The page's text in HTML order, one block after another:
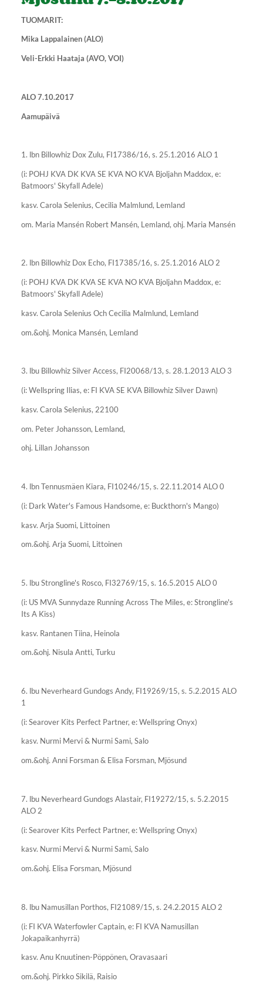
TUOMARIT:
Mika Lappalainen (ALO)
Veli-Erkki Haataja (AVO, VOI)
ALO 7.10.2017
Aamupäivä
1. lbn Billowhiz Dox Zulu, FI17386/16, s. 25.1.2016 ALO 1
(i: POHJ KVA DK KVA SE KVA NO KVA Bjoljahn Maddox, e:
Batmoors' Skyfall Adele)
kasv. Carola Selenius, Cecilia Malmlund, Lemland
om. Maria Mansén Robert Mansén, Lemland, ohj. Maria Mansén
2. lbn Billowhiz Dox Echo, FI17385/16, s. 25.1.2016 ALO 2
(i: POHJ KVA DK KVA SE KVA NO KVA Bjoljahn Maddox, e:
Batmoors' Skyfall Adele)
kasv. Carola Selenius Och Cecilia Malmlund, Lemland
om.&ohj. Monica Mansén, Lemland
3. lbu Billowhiz Silver Access, FI20068/13, s. 28.1.2013 ALO 3
(i: Wellspring Ilias, e: FI KVA SE KVA Billowhiz Silver Dawn)
kasv. Carola Selenius, 22100
om. Peter Johansson, Lemland,
ohj. Lillan Johansson
4. lbn Tennusmäen Kiara, FI10246/15, s. 22.11.2014 ALO 0
(i: Dark Water's Famous Handsome, e: Buckthorn's Mango)
kasv. Arja Suomi, Littoinen
om.&ohj. Arja Suomi, Littoinen
5. lbu Strongline's Rosco, FI32769/15, s. 16.5.2015 ALO 0
(i: US MVA Sunnydaze Running Across The Miles, e: Strongline's
Its A Kiss)
kasv. Rantanen Tiina, Heinola
om.&ohj. Nisula Antti, Turku
6. lbu Neverheard Gundogs Andy, FI19269/15, s. 5.2.2015 ALO
1
(i: Searover Kits Perfect Partner, e: Wellspring Onyx)
kasv. Nurmi Mervi & Nurmi Sami, Salo
om.&ohj. Anni Forsman & Elisa Forsman, Mjösund
7. lbu Neverheard Gundogs Alastair, FI19272/15, s. 5.2.2015
ALO 2
(i: Searover Kits Perfect Partner, e: Wellspring Onyx)
kasv. Nurmi Mervi & Nurmi Sami, Salo
om.&ohj. Elisa Forsman, Mjösund
8. lbu Namusillan Porthos, FI21089/15, s. 24.2.2015 ALO 2
(i: FI KVA Waterfowler Captain, e: FI KVA Namusillan
Jokapaikanhyrrä)
kasv. Anu Knuutinen-Pöppönen, Oravasaari
om.&ohj. Pirkko Sikilä, Raisio